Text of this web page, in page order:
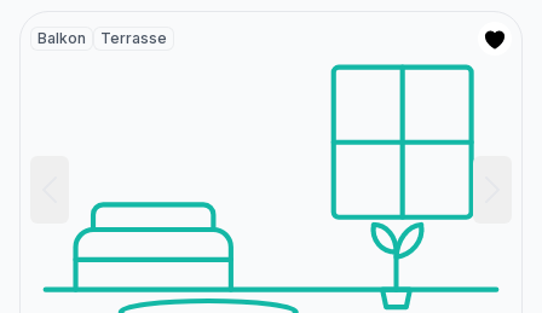
Balkon Terrasse